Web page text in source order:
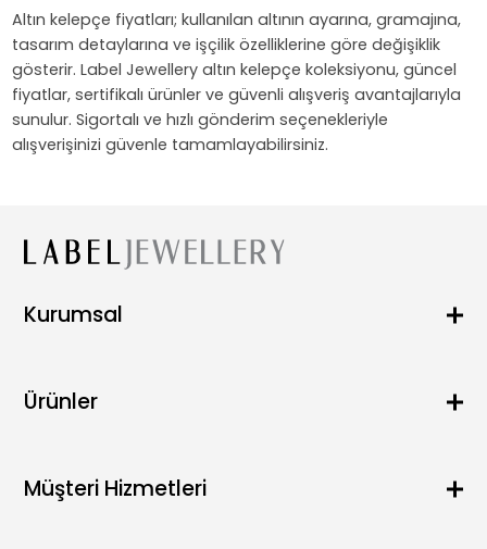
Altın kelepçe fiyatları; kullanılan altının ayarına, gramajına,
tasarım detaylarına ve işçilik özelliklerine göre değişiklik
gösterir. Label Jewellery altın kelepçe koleksiyonu, güncel
fiyatlar, sertifikalı ürünler ve güvenli alışveriş avantajlarıyla
sunulur. Sigortalı ve hızlı gönderim seçenekleriyle
alışverişinizi güvenle tamamlayabilirsiniz.
Kurumsal
Blog
SSS
Ürünler
Küpe
Bileklik
Müşteri Hizmetleri